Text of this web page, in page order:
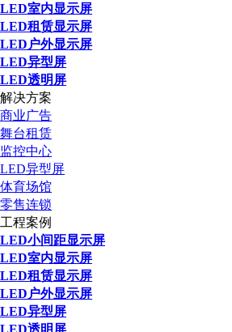
LED室内显示屏
LED租赁显示屏
LED户外显示屏
LED异型屏
LED透明屏
解决方案
商业广告
舞台租赁
监控中心
LED异型屏
体育场馆
零售连锁
工程案例
LED小间距显示屏
LED室内显示屏
LED租赁显示屏
LED户外显示屏
LED异型屏
LED透明屏